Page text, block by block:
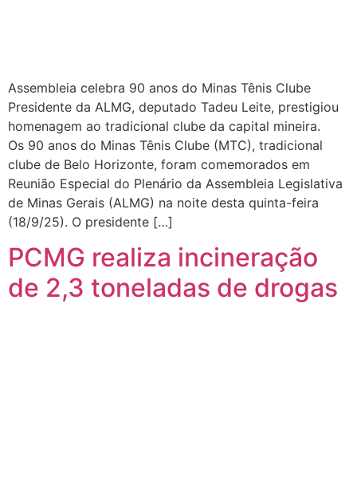
Assembleia celebra 90 anos do Minas Tênis Clube
Presidente da ALMG, deputado Tadeu Leite, prestigiou
homenagem ao tradicional clube da capital mineira.
Os 90 anos do Minas Tênis Clube (MTC), tradicional
clube de Belo Horizonte, foram comemorados em
Reunião Especial do Plenário da Assembleia Legislativa
de Minas Gerais (ALMG) na noite desta quinta-feira
(18/9/25). O presidente […]
PCMG realiza incineração
de 2,3 toneladas de drogas